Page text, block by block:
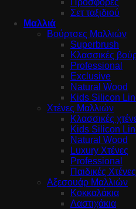
Προσφορές
Σετ ταξιδιού
Μαλλιά
Βούρτσες Μαλλιών
Superbrush
Κλασσικές
Professional
Exclusive
Natural Wood
Kids Silicon
Χτένες Μαλλιών
Κλασσικές
Kids Silicon
Natural Wood
Luxury Χτένες
Professional
Παιδικές Χτένες
Αξεσουάρ Μαλλιών
Κοκκαλάκια
Λαστιχάκια